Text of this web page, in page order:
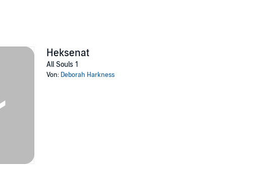
da deres forhold strider mod en gammel pagt, som skal sikre ro og afstand mellem
evner vokser, står det klart, at nogen vil hende til livs, og sammen med Matthew
om arternes fortid og mere interessant; deres fremtid. Og det skal vise sig at blive
Deborah Harkness (P)2013 AV Forlaget
Heksenat
All Souls 1
Von: Deborah Harkness